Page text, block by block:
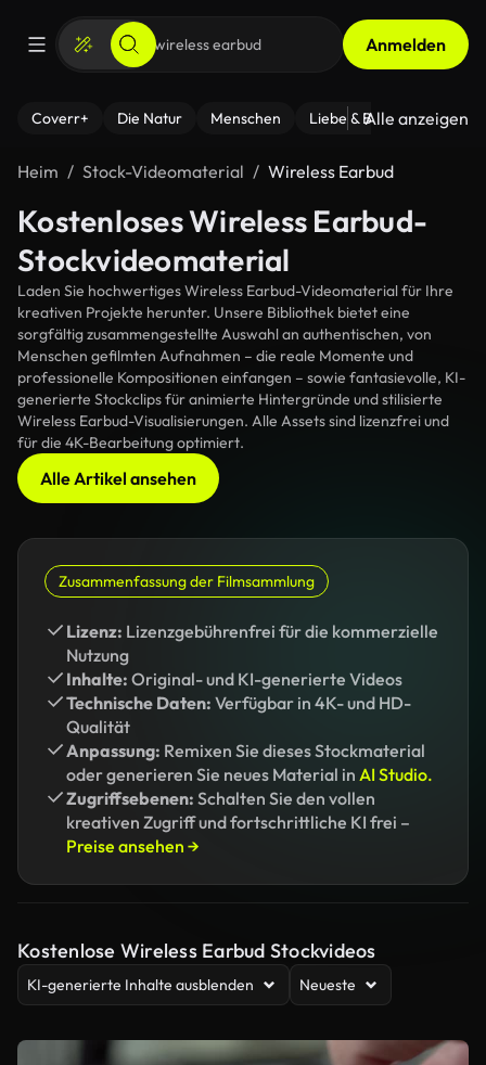
Anmelden
Coverr+ Die Natur Menschen Liebe & Beziehungen
Alle anzeigen
Heim Stock-Videomaterial Wireless Earbud
Kostenloses Wireless Earbud-
Stockvideomaterial
Laden Sie hochwertiges Wireless Earbud-Videomaterial für Ihre
kreativen Projekte herunter. Unsere Bibliothek bietet eine
sorgfältig zusammengestellte Auswahl an authentischen, von
Menschen gefilmten Aufnahmen – die reale Momente und
professionelle Kompositionen einfangen – sowie fantasievolle, KI-
generierte Stockclips für animierte Hintergründe und stilisierte
Wireless Earbud-Visualisierungen. Alle Assets sind lizenzfrei und
für die 4K-Bearbeitung optimiert.
Alle Artikel ansehen
Zusammenfassung der Filmsammlung
Lizenz: Lizenzgebührenfrei für die kommerzielle
Nutzung
Inhalte: Original- und KI-generierte Videos
Technische Daten: Verfügbar in 4K- und HD-
Qualität
Anpassung: Remixen Sie dieses Stockmaterial
oder generieren Sie neues Material in AI Studio.
Zugriffsebenen: Schalten Sie den vollen
kreativen Zugriff und fortschrittliche KI frei –
Preise ansehen →
Kostenlose Wireless Earbud Stockvideos
KI-generierte Inhalte ausblenden Neueste